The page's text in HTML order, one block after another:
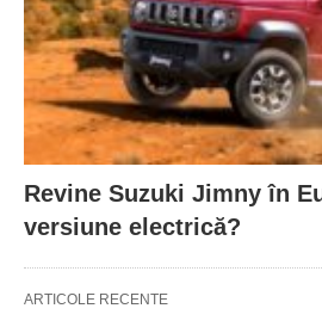
Revine Suzuki Jimny în
versiune electrică?
ARTICOLE RECENTE